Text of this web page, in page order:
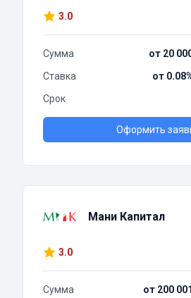
3.0
Сумма
от 20
Ставка
от
Срок
Оформить
Мани Капитал
3.0
Сумма
от 200